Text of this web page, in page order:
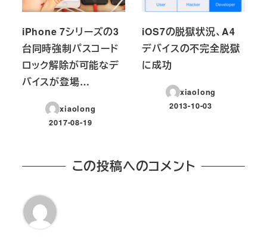
iPhone 7シリーズの3
台同時強制パスコード
ロック解除が可能なデ
バイスが登場…
xiaolong
投稿日
2017-08-19
iOS7の脱獄状況、A4
デバイスの不完全脱獄
に成功
xiaolong
投稿日
2013-10-03
この投稿へのコメント